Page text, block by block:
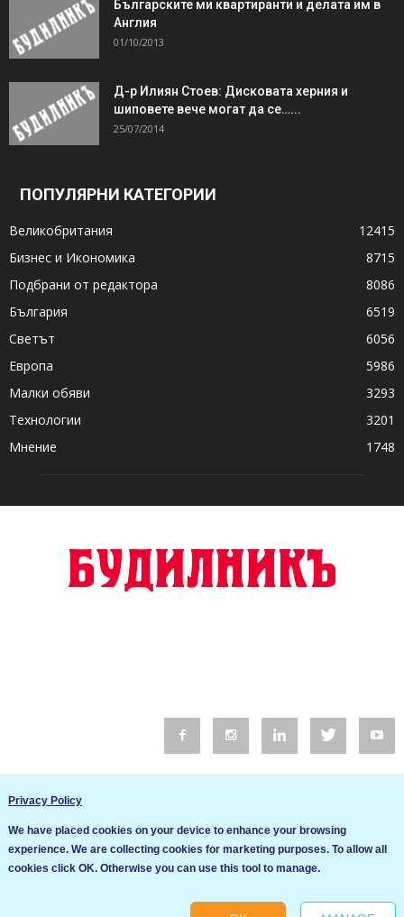
Българските ми квартиранти и делата им в
Англия
01/10/2013
Д-р Илиян Стоев: Дисковата херния и
шиповете вече могат да се…...
25/07/2014
ПОПУЛЯРНИ КАТЕГОРИИ
Великобритания
12415
Бизнес и Икономика
8715
Подбрани от редактора
8086
България
6519
Светът
6056
Европа
5986
Малки обяви
3293
Технологии
3201
Мнение
1748
Общи условия
Privacy Policy
We have placed cookies on your device to enhance your browsing
experience. We are collecting cookies for marketing purposes. To allow all
cookies click OK. Otherwise you can use this tool to manage.
Ние използваме бисквитки за да подобрим услугите си. Ако
продължите да посещавате този сайт, ние приемаме, че се